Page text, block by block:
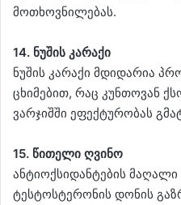
მოთხოვნილებას.
14. ნუშის კარაქი
ნუშის კარაქი მდიდარია
ცხიმებით, რაც კუნთოვან
ვარჯიშში ეფექტურობას
15. წითელი ღვინო
ანტიოქსიდანტების
ტესტოსტერონის დონის